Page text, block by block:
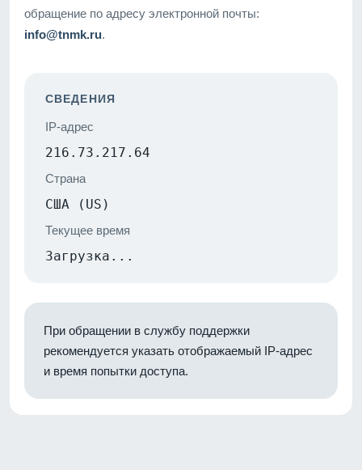
обращение по адресу электронной почты:
info@tnmk.ru.
СВЕДЕНИЯ
IP-адрес
216.73.217.64
Страна
США (US)
Текущее время
Загрузка...
При обращении в службу поддержки
рекомендуется указать отображаемый IP-адрес
и время попытки доступа.